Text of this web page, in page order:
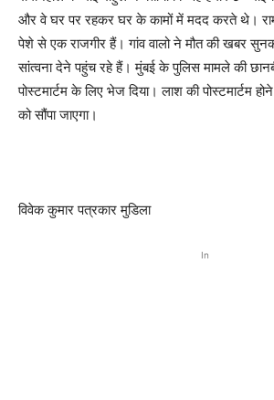
और वे घर पर रहकर घर के कामों में मदद करते थे।
पेशे से एक राजगीर हैं। गांव वालो ने मौत की खबर
सांत्वना देने पहुंच रहे हैं। मुंबई के पुलिस मामले की
पोस्टमार्टम के लिए भेज दिया। लाश की पोस्टमार्टम
को सौंपा जाएगा।
विवेक कुमार पत्रकार मुडिला
In